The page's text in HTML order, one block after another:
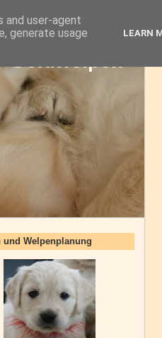
und Welpenplanung
and user-agent
generate usage
LEARN